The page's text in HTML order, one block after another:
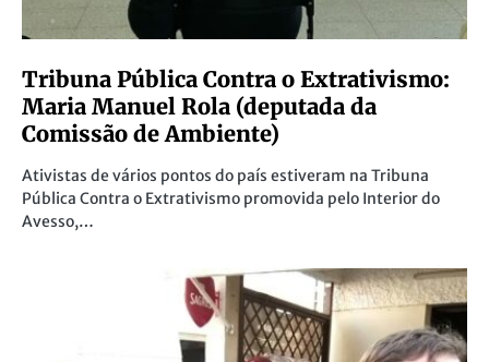
Tribuna Pública Contra o Extrativismo:
Maria Manuel Rola (deputada da
Comissão de Ambiente)
Ativistas de vários pontos do país estiveram na Tribuna
Pública Contra o Extrativismo promovida pelo Interior do
Avesso,…